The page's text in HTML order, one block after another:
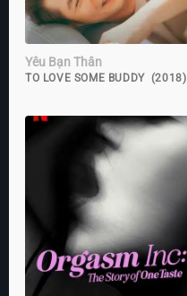
Yêu Bạn Thân
TO LOVE SOME BUDDY (2018)